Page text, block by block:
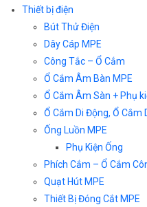
Thiết bị điện
Bút Thử Điện
Dây Cáp MPE
Công Tắc – Ổ Cắm
Ổ Cắm Âm Bàn MPE
Ổ Cắm Âm Sàn + Phụ
Ổ Cắm Di Động, Ổ Cắm
Ống Luồn MPE
Phụ Kiện Ống
Phích Cắm – Ổ Cắm
Quạt Hút MPE
Thiết Bị Đóng Cắt MPE